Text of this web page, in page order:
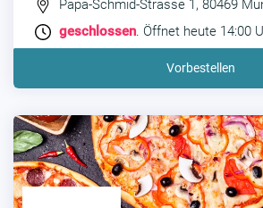
Papa-Schmid-Strasse 1, 80469
geschlossen. Öffnet heute 14:00
Vorbestellen